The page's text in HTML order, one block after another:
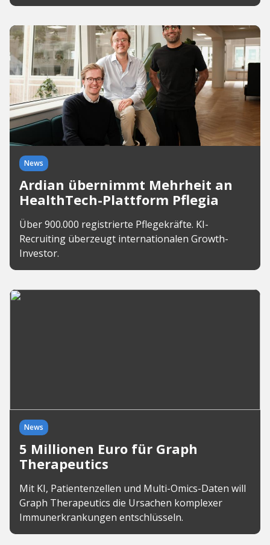
News
Ardian übernimmt Mehrheit an
HealthTech-Plattform Pflegia
Über 900.000 registrierte Pflegekräfte. KI-
Recruiting überzeugt internationalen Growth-
Investor.
News
5 Millionen Euro für Graph
Therapeutics
Mit KI, Patientenzellen und Multi-Omics-Daten will
Graph Therapeutics die Ursachen komplexer
Immunerkrankungen entschlüsseln.